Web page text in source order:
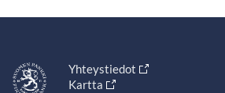
Yhteystiedot
Kartta